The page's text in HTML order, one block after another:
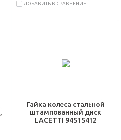
ДОБАВИТЬ В СРАВНЕНИЕ
Гайка колеса стальной
штампованный диск
LACETTI 94515412